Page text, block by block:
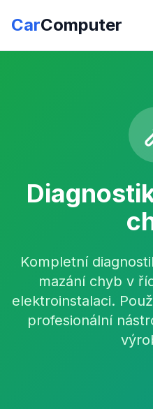
CarComputer
Kompletní
mazání chyb v
elektroinstalaci.
profesionální